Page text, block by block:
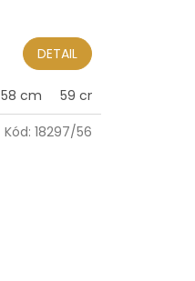
DETAIL
58 cm 59 cm (L)
Kód: 18297/56